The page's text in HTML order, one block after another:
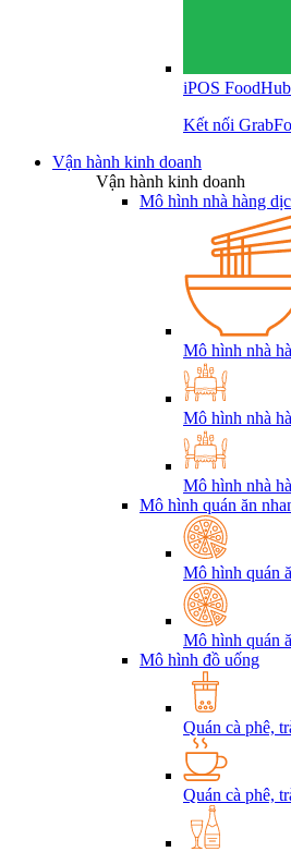
iPOS FoodHub
Kết nối
Vận hành kinh doanh
Vận hành kinh doanh
Mô hình nhà hàng
Mô hình nhà
Mô hình nhà
Mô hình nhà
Mô hình quán ăn
Mô hình quán
Mô hình quán
Mô hình đồ uống
Quán cà phê,
Quán cà phê,